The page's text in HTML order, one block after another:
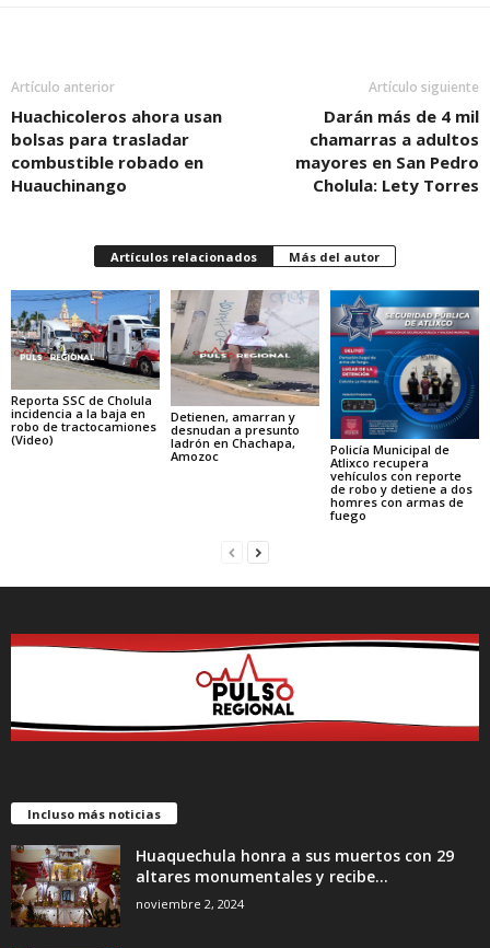
Artículo anterior
Huachicoleros ahora usan
bolsas para trasladar
combustible robado en
Huauchinango
Artículo siguiente
Darán más de 4 mil
chamarras a adultos
mayores en San Pedro
Cholula: Lety Torres
Artículos relacionados Más del autor
Reporta SSC de Cholula
incidencia a la baja en
robo de tractocamiones
(Video)
Detienen, amarran y
desnudan a presunto
ladrón en Chachapa,
Amozoc
Policía Municipal de
Atlixco recupera
vehículos con reporte
de robo y detiene a dos
homres con armas de
fuego
Incluso más noticias
Huaquechula honra a sus muertos con 29
altares monumentales y recibe...
noviembre 2, 2024